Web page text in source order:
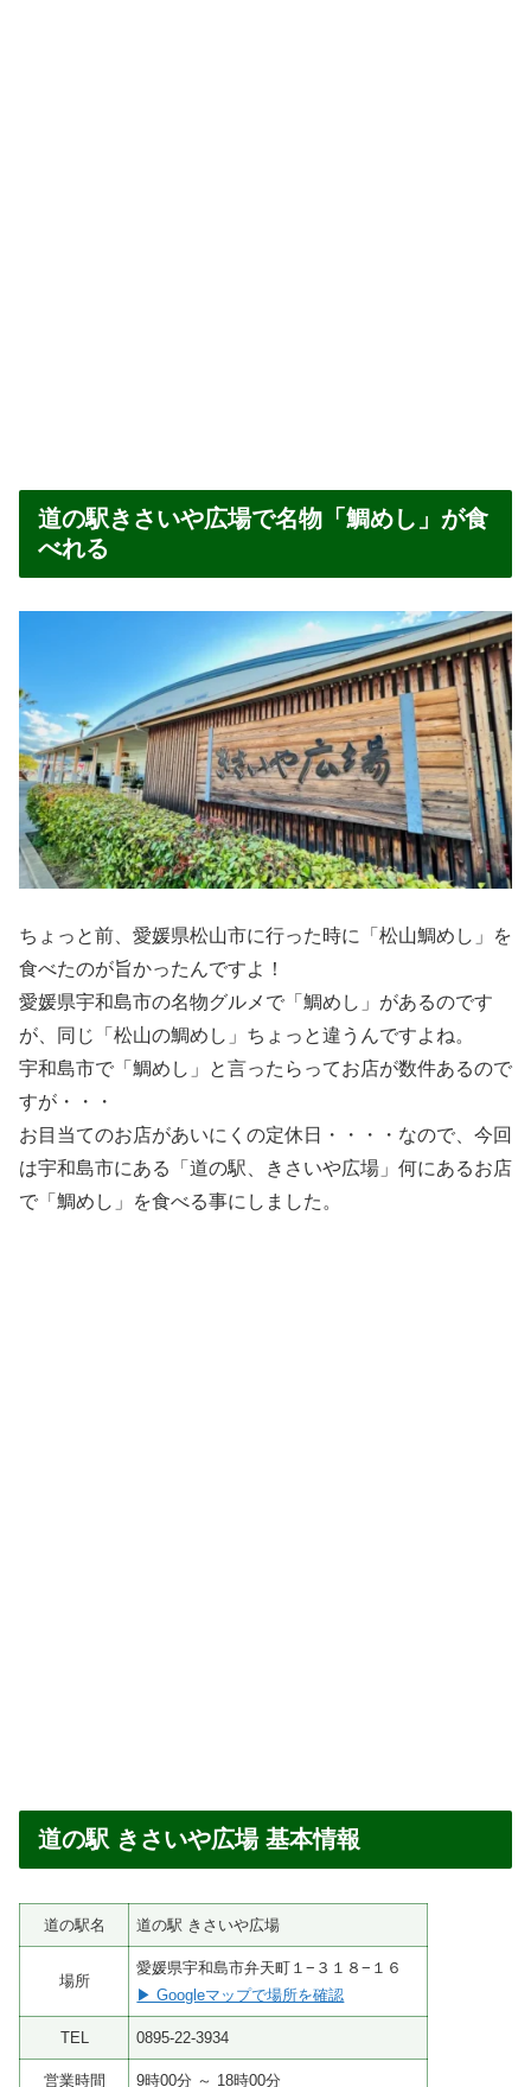
道の駅きさいや広場で名物「鯛めし」が食
べれる
ちょっと前、愛媛県松山市に行った時に「松山鯛めし」を
食べたのが旨かったんですよ！
愛媛県宇和島市の名物グルメで「鯛めし」があるのです
が、同じ「松山の鯛めし」ちょっと違うんですよね。
宇和島市で「鯛めし」と言ったらってお店が数件あるので
すが・・・
お目当てのお店があいにくの定休日・・・・なので、今回
は宇和島市にある「道の駅、きさいや広場」何にあるお店
で「鯛めし」を食べる事にしました。
道の駅 きさいや広場 基本情報
道の駅名 道の駅 きさいや広場
場所
愛媛県宇和島市弁天町１−３１８−１６
▶ Googleマップで場所を確認
TEL 0895-22-3934
営業時間 9時00分 ～ 18時00分